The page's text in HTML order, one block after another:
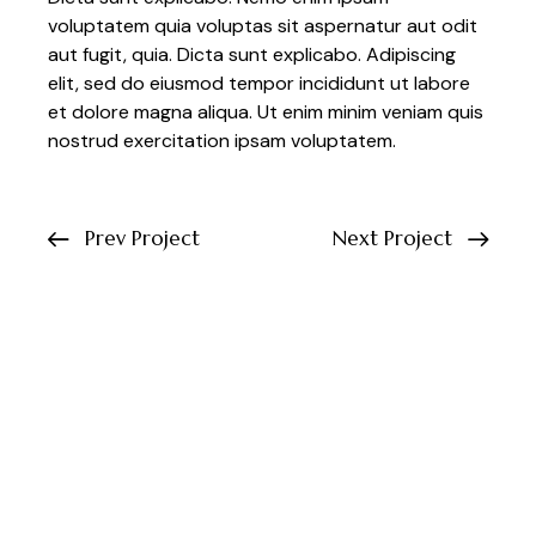
voluptatem quia voluptas sit aspernatur aut odit
aut fugit, quia. Dicta sunt explicabo. Adipiscing
elit, sed do eiusmod tempor incididunt ut labore
et dolore magna aliqua. Ut enim minim veniam quis
nostrud exercitation ipsam voluptatem.
Prev Project Next Project